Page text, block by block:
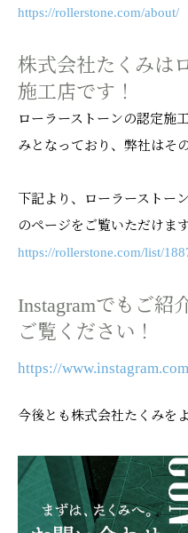
https://rollerstone.com/about/
株式会社たくみは
施工店です！
ローラーストーンの認定施
みとなっており、弊社はそ
下記より、ローラーストー
のページをご覧いただけます
https://rollerstone.com/list/
Instagramでもご紹
ご覧ください！
https://
今後とも株式会社たくみを